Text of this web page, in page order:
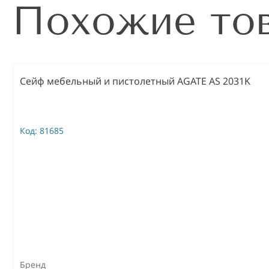
Похожие
Сейф мебельный и пистолетный AGATE AS 2031K
Код: 81685
Бренд